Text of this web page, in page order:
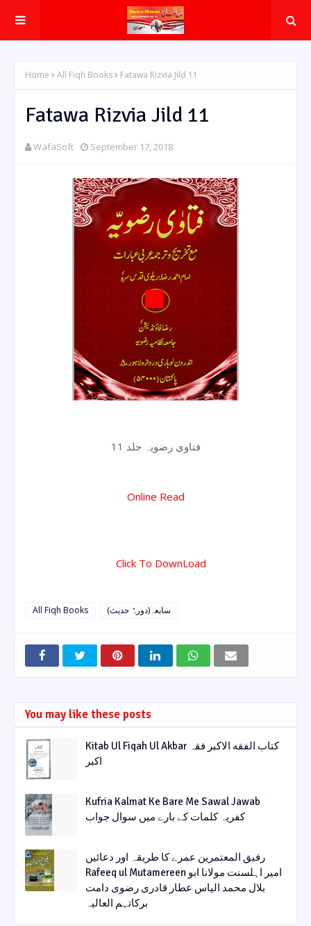
Home All Fiqh Books Fatawa Rizvia Jild 11
Fatawa Rizvia Jild 11
WafaSoft September 17, 2018
فتاوی رضویہ جلد 11
Online Read
Click To DownLoad
All Fiqh Books سابعہ(دورہٌ حدیث)
You may like these posts
Kitab Ul Fiqah Ul Akbar کتاب الفقه الاکبر فقہ
اکبر
Kufria Kalmat Ke Bare Me Sawal Jawab
کفریہ کلمات کے بارے میں سوال جواب
رفیق المعتمرین عمرے کا طریقہ اور دعائیں
Rafeeq ul Mutamereen امیر اہلسنت مولانا ابو
بلال محمد الیاس عطار قادری رضوی دامت
برکاتہم العالیہ